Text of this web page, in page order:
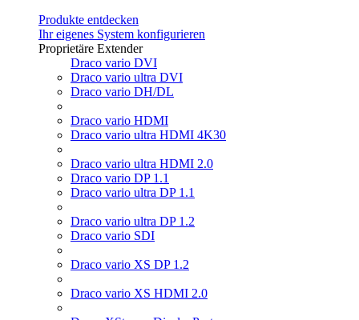
Produkte entdecken
Ihr eigenes System konfigurieren
Proprietäre Extender
Draco vario DVI
Draco vario ultra DVI
Draco vario DH/DL
Draco vario HDMI
Draco vario ultra HDMI 4K30
Draco vario ultra HDMI 2.0
Draco vario DP 1.1
Draco vario ultra DP 1.1
Draco vario ultra DP 1.2
Draco vario SDI
Draco vario XS DP 1.2
Draco vario XS HDMI 2.0